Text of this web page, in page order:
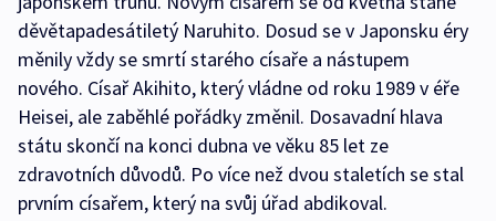
děvětapadesátiletý Naruhito. Dosud se v Japonsku éry
měnily vždy se smrtí starého císaře a nástupem
nového. Císař Akihito, který vládne od roku 1989 v éře
Heisei, ale zaběhlé pořádky změnil. Dosavadní hlava
státu skončí na konci dubna ve věku 85 let ze
zdravotních důvodů. Po více než dvou staletích se stal
prvním císařem, který na svůj úřad abdikoval.